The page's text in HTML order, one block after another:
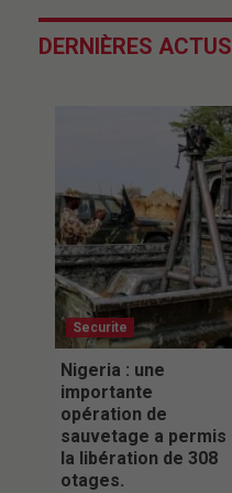
DERNIÈRES ACTUS
Securite
Nigeria : une
importante
opération de
sauvetage a permis
la libération de 308
otages.